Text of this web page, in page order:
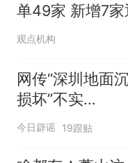
单49家 新增7
观点机构
网传“深圳地面
损坏”不实
（2026·08·06）
今日辟谣 19跟贴